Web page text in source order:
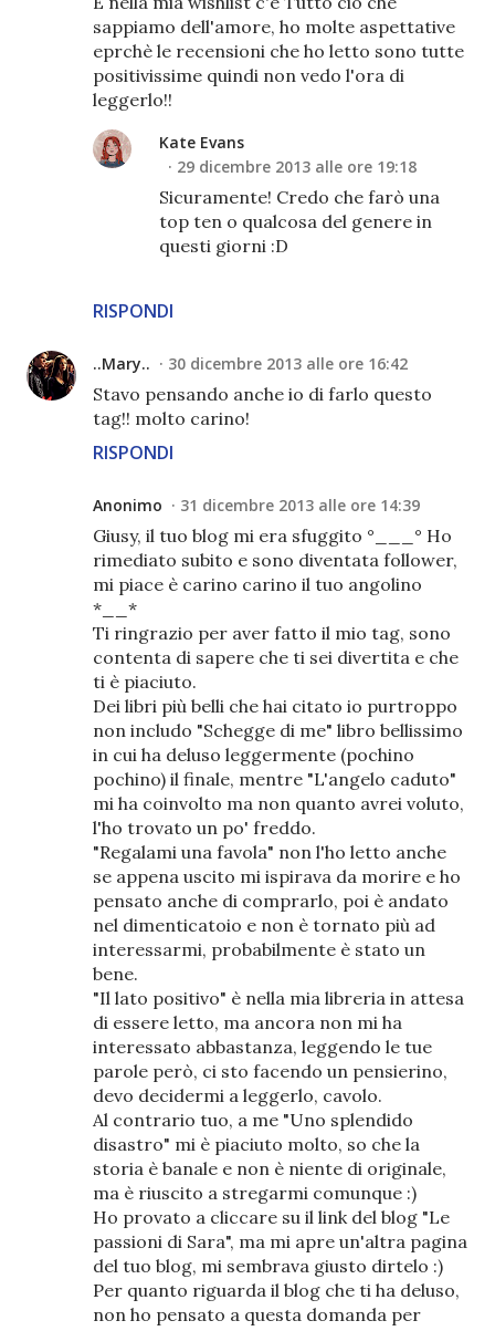
sappiamo dell'amore, ho molte aspettative
eprchè le recensioni che ho letto sono tutte
positivissime quindi non vedo l'ora di
leggerlo!!
RISPONDI
Kate Evans
29 dicembre 2013 alle ore 19:18
Sicuramente! Credo che farò una
top ten o qualcosa del genere in
questi giorni :D
..Mary.. 30 dicembre 2013 alle ore 16:42
Stavo pensando anche io di farlo questo
tag!! molto carino!
RISPONDI
Anonimo 31 dicembre 2013 alle ore 14:39
Giusy, il tuo blog mi era sfuggito °___° Ho
rimediato subito e sono diventata follower,
mi piace è carino carino il tuo angolino
*__*
Ti ringrazio per aver fatto il mio tag, sono
contenta di sapere che ti sei divertita e che
ti è piaciuto.
Dei libri più belli che hai citato io purtroppo
non includo "Schegge di me" libro bellissimo
in cui ha deluso leggermente (pochino
pochino) il finale, mentre "L'angelo caduto"
mi ha coinvolto ma non quanto avrei voluto,
l'ho trovato un po' freddo.
"Regalami una favola" non l'ho letto anche
se appena uscito mi ispirava da morire e ho
pensato anche di comprarlo, poi è andato
nel dimenticatoio e non è tornato più ad
interessarmi, probabilmente è stato un
bene.
"Il lato positivo" è nella mia libreria in attesa
di essere letto, ma ancora non mi ha
interessato abbastanza, leggendo le tue
parole però, ci sto facendo un pensierino,
devo decidermi a leggerlo, cavolo.
Al contrario tuo, a me "Uno splendido
disastro" mi è piaciuto molto, so che la
storia è banale e non è niente di originale,
ma è riuscito a stregarmi comunque :)
Ho provato a cliccare su il link del blog "Le
passioni di Sara", ma mi apre un'altra pagina
del tuo blog, mi sembrava giusto dirtelo :)
Per quanto riguarda il blog che ti ha deluso,
non ho pensato a questa domanda per